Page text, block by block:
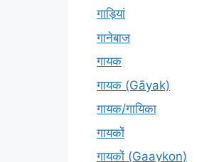
गाड़ियां
गानेबाज
गायक
गायक (Gāyak)
गायक/गायिका
गायकों
गायकों (Gaaykon)